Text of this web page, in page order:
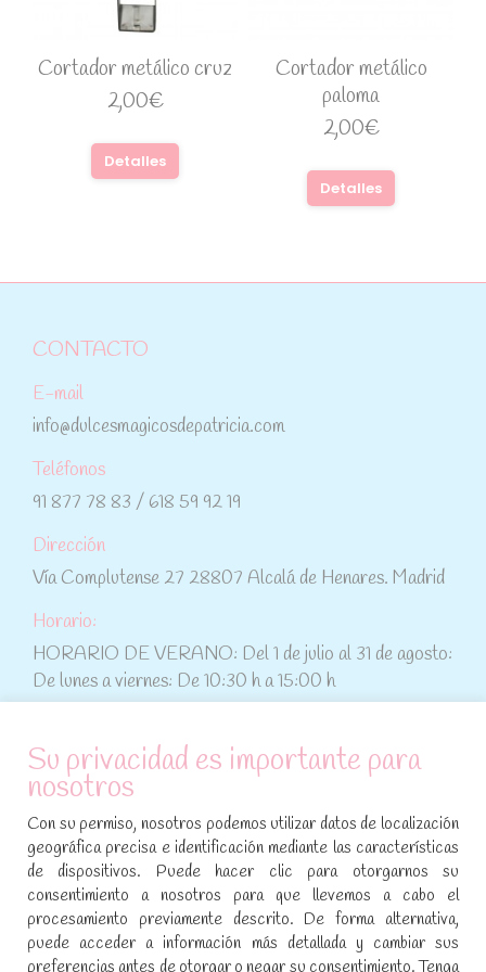
Cortador metálico cruz
2,00€
Detalles
Cortador metálico
paloma
2,00€
Detalles
CONTACTO
E-mail
info@dulcesmagicosdepatricia.com
Teléfonos
91 877 78 83 / 618 59 92 19
Dirección
Vía Complutense 27 28807 Alcalá de Henares. Madrid
Horario:
HORARIO DE VERANO: Del 1 de julio al 31 de agosto:
De lunes a viernes: De 10:30 h a 15:00 h
ATENCIÓN AL CLIENTE
Condiciones de compra
Aviso legal y política de privacidad
Política de cookies
SÍGUENOS EN REDES SOCIALES
Su privacidad es importante para
nosotros
Con su permiso, nosotros podemos utilizar datos de localización
geográfica precisa e identificación mediante las características
de dispositivos. Puede hacer clic para otorgarnos su
consentimiento a nosotros para que llevemos a cabo el
procesamiento previamente descrito. De forma alternativa,
puede acceder a información más detallada y cambiar sus
preferencias antes de otorgar o negar su consentimiento. Tenga